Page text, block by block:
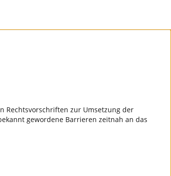
Rechtsvorschriften zur Umsetzung der
gewordene Barrieren zeitnah an das